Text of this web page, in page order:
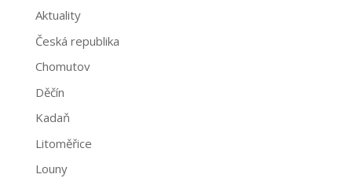
Aktuality
Česká republika
Chomutov
Děčín
Kadaň
Litoměřice
Louny